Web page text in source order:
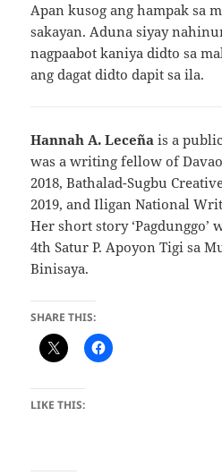
Apan kusog ang hampak sa
sakayan. Aduna siyay
nagpaabot kaniya didto sa
ang dagat didto dapit sa ila.
Hannah A. Leceña is a
was a writing fellow of
2018, Bathalad-Sugbu
2019, and Iligan National
Her short story
4th Satur P. Apoyon Tigi sa
Binisaya.
SHARE THIS:
LIKE THIS: